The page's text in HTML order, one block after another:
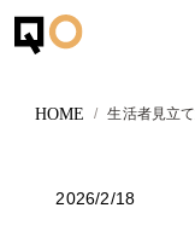
生活者見立
2026/2/18